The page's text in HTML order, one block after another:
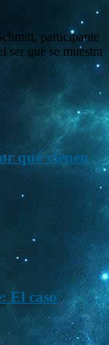
participante
ser que se muestra
qué vienen
El caso